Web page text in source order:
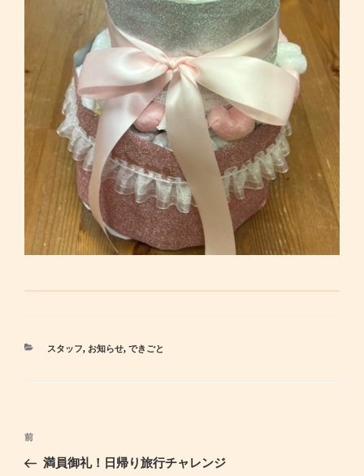
カ
スタッフ, お知らせ, できごと
投
過
去
前
満員御礼！日帰り旅行チャレンジ